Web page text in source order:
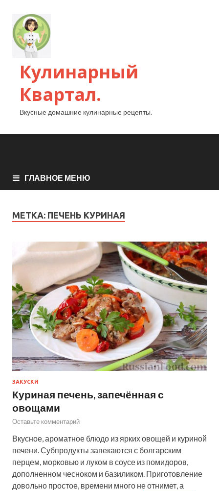
Кулинарный
Квартал.
Вкусные домашние кулинарные рецепты.
ГЛАВНОЕ МЕНЮ
МЕТКА: ПЕЧЕНЬ КУРИНАЯ
ЗАКУСКИ
Куриная печень, запечённая с
овощами
Оставьте комментарий
Вкусное, ароматное блюдо из ярких овощей и куриной
печени. Субпродукты запекаются с болгарским
перцем, морковью и луком в соусе из помидоров,
дополненном чесноком и базиликом. Приготовление
довольно простое, времени много не отнимет, а